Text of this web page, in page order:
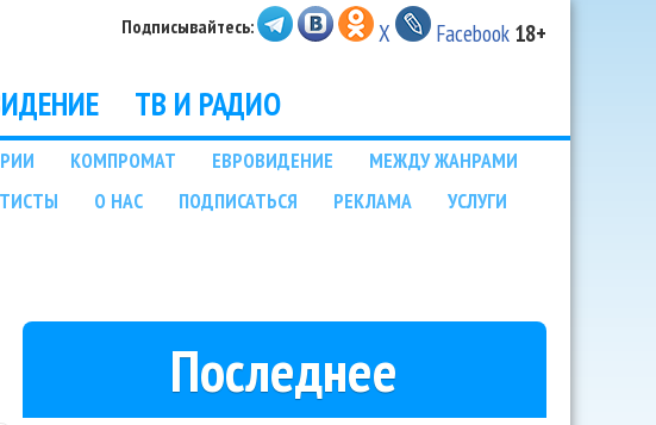
Подписывайтесь: X Facebook 18+
ТВ И РАДИО
КОМПРОМАТ ЕВРОВИДЕНИЕ
МЕЖДУ ЖАНРАМИ
О НАС ПОДПИСАТЬСЯ РЕКЛАМА
УСЛУГИ
Последнее